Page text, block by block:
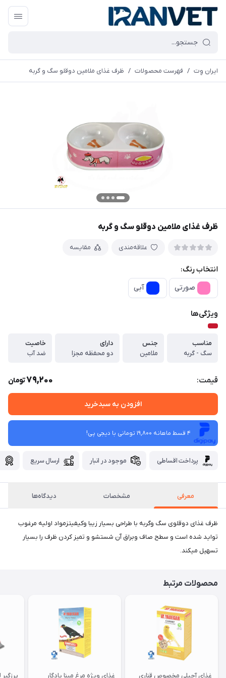
ایران وِت / فهرست محصولات / ظرف غذای ملامین دوقلو سگ و گربه
ظرف غذای ملامین دوقلو سگ و گربه
علاقه‌مندی مقایسه
انتخاب رنگ:
صورتی آبی
ویژگی‌ها
مناسب
سگ - گربه
جنس
ملامین
دارای
دو محفظه مجزا
خاصیت
ضد آب
قیمت: 79,200تومان
افزودن به سبدخرید
4 قسط ماهانه 19,800 تومانی با دیجی ‌پی!
پرداخت اقساطی موجود در انبار ارسال سریع
معرفی مشخصات دیدگاه‌ها
ظرف غذای دوقلوی سگ وگربه با طراحی بسیار زیبا وکیفیتزمواد اولیه مرغوب
تواید شده است و سطح صاف وبراق آن شستشو و تمیز کردن ظرف را بسیار
تسهیل میکند.
محصولات مرتبط
غذای آجیلی مخصوص قناری
غذای ویژه مرغ مینا یادگار